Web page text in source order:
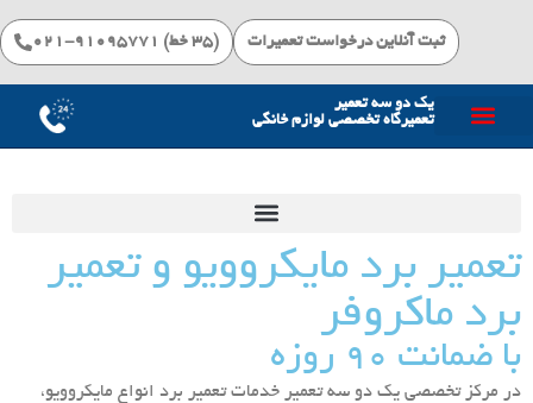
(۳۵ خط) 91095771-021 ثبت آنلاین درخواست تعمیرات
یک دو سه تعمیر
تعمیرگاه تخصصی لوازم خانگی
تعمیر برد مایکروویو و تعمیر
برد ماکروفر
با ضمانت ۹۰ روزه
در مرکز تخصصی یک دو سه تعمیر خدمات تعمیر برد انواع مایکروویو،